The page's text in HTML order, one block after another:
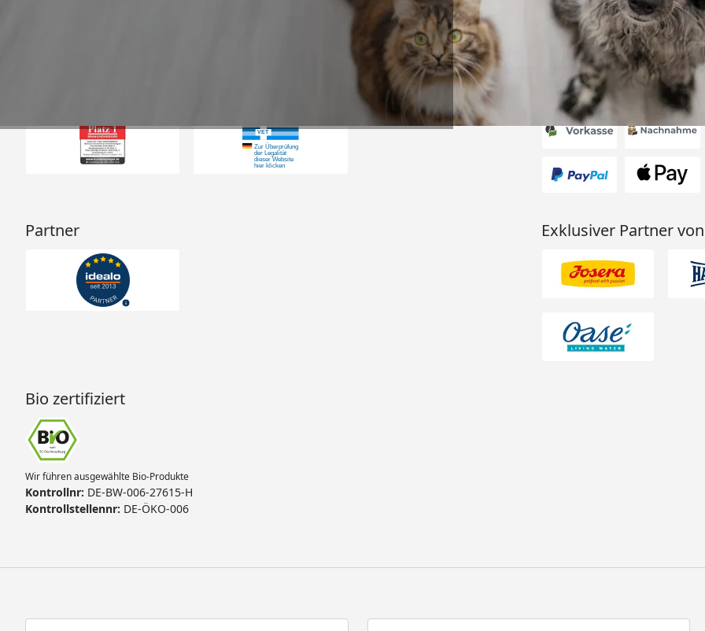
31.07.2026
Akzeptierte
Partner Exklusiver Partner von
Bio zertifiziert
Wir führen ausgewählte Bio-Produkte
Kontrollnr: DE-BW-006-27615-H
Kontrollstellennr: DE-ÖKO-006